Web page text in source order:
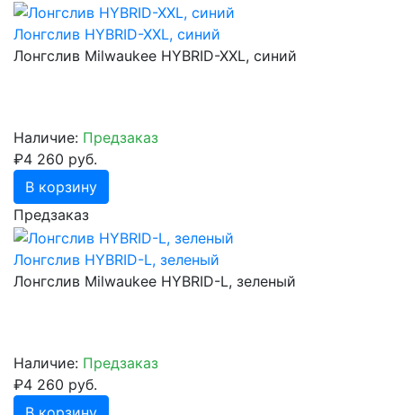
Лонгслив HYBRID-XXL, синий
Лонгслив Milwaukee HYBRID-XXL, синий
Наличие: Предзаказ
₽4 260 руб.
В корзину
Предзаказ
Лонгслив HYBRID-L, зеленый
Лонгслив Milwaukee HYBRID-L, зеленый
Наличие: Предзаказ
₽4 260 руб.